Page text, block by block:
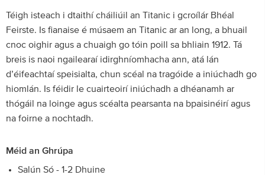
Téigh isteach i dtaithí cháiliúil an Titanic i gcroílár Bhéal
Feirste. Is fianaise é músaem an Titanic ar an long, a bhuail
cnoc oighir agus a chuaigh go tóin poill sa bhliain 1912. Tá
breis is naoi ngailearaí idirghníomhacha ann, atá lán
d’éifeachtaí speisialta, chun scéal na tragóide a iniúchadh go
hiomlán. Is féidir le cuairteoirí iniúchadh a dhéanamh ar
thógáil na loinge agus scéalta pearsanta na bpaisinéirí agus
na foirne a nochtadh.
Méid an Ghrúpa
Salún Só - 1-2 Dhuine